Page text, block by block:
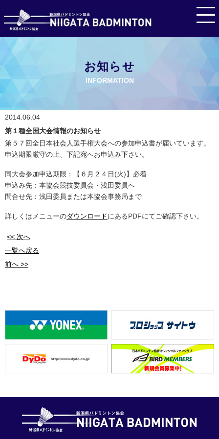
お知らせ
INFORMATION
2014.06.04
第１種全国大会情報のお知らせ
第５７回全日本社会人選手権大会への参加申込書が届いています。
申込期限厳守の上、下記宛へお申込み下さい。
同大会参加申込期限：【６月２４日(火)】必着
申込み先：本協会競技委員会・浅田委員へ
問合せ先：浅田委員または本協会事務局まで
詳しくはメニューのダウンロードにあるPDFにてご確認下さい。
<< 次へ
一覧へ戻る
前へ >>